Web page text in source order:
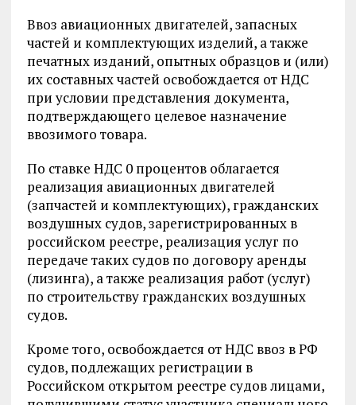
Ввоз авиационных двигателей, запасных
частей и комплектующих изделий, а также
печатных изданий, опытных образцов и (или)
их составных частей освобождается от НДС
при условии представления документа,
подтверждающего целевое назначение
ввозимого товара.
По ставке НДС 0 процентов облагается
реализация авиационных двигателей
(запчастей и комплектующих), гражданских
воздушных судов, зарегистрированных в
российском реестре, реализация услуг по
передаче таких судов по договору аренды
(лизинга), а также реализация работ (услуг)
по строительству гражданских воздушных
судов.
Кроме того, освобождается от НДС ввоз в РФ
судов, подлежащих регистрации в
Российском открытом реестре судов лицами,